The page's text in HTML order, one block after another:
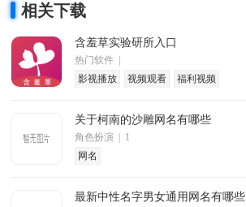
相关下载
含羞草实验研所入口
热门软件 |
影视播放
视频观看 福利视频
关于柯南的沙雕网名有哪些
角色扮演 | 1
网名
最新中性名字男女通用网名有哪些